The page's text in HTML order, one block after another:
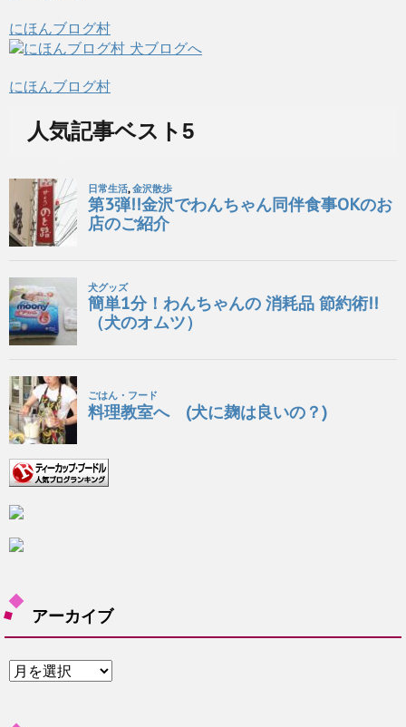
にほんブログ村
にほんブログ村
人気記事ベスト5
アーカイブ
ア
ー